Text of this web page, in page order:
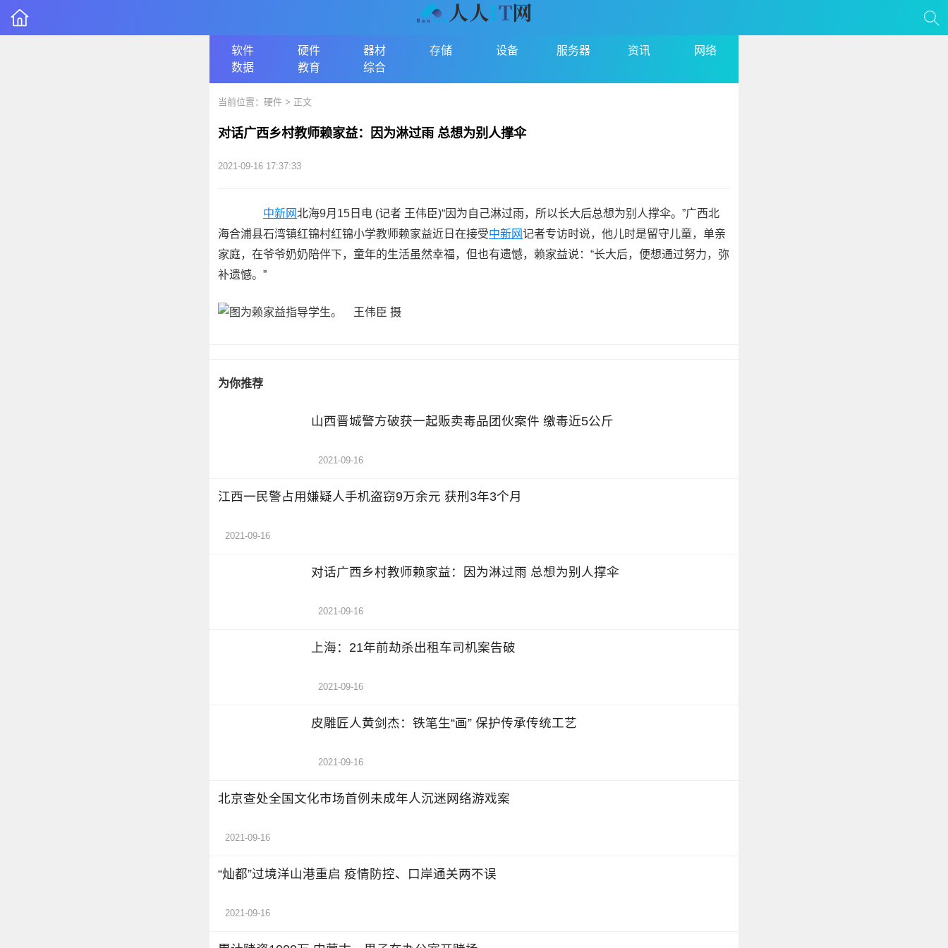
软件 硬件 器材 存储 设备 服务器 资讯
网络
数据
教育 综合
当前位置： 硬件 > 正文
对话广西乡村教师赖家益：因为淋过雨 总想为别人撑伞
2021-09-16 17:37:33
中新网北海9月15日电 (记者 王伟臣)“因为自己淋过雨，所以长大后总想为别人撑伞。”广西北
海合浦县石湾镇红锦村红锦小学教师赖家益近日在接受中新网记者专访时说，他儿时是留守儿童，单亲
家庭，在爷爷奶奶陪伴下，童年的生活虽然幸福，但也有遗憾，赖家益说：“长大后，便想通过努力，弥
补遗憾。”
为你推荐
山西晋城警方破获一起贩卖毒品团伙案件 缴毒近5公斤
2021-09-16
江西一民警占用嫌疑人手机盗窃9万余元 获刑3年3个月
2021-09-16
对话广西乡村教师赖家益：因为淋过雨 总想为别人撑伞
2021-09-16
上海：21年前劫杀出租车司机案告破
2021-09-16
皮雕匠人黄剑杰：铁笔生“画” 保护传承传统工艺
2021-09-16
北京查处全国文化市场首例未成年人沉迷网络游戏案
2021-09-16
“灿都”过境洋山港重启 疫情防控、口岸通关两不误
2021-09-16